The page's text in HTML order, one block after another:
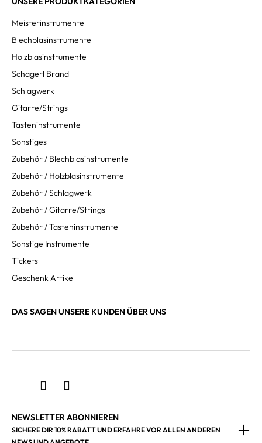
Meisterinstrumente
Blechblasinstrumente
Holzblasinstrumente
Schagerl Brand
Schlagwerk
Gitarre/Strings
Tasteninstrumente
Sonstiges
Zubehör / Blechblasinstrumente
Zubehör / Holzblasinstrumente
Zubehör / Schlagwerk
Zubehör / Gitarre/Strings
Zubehör / Tasteninstrumente
Sonstige Instrumente
Tickets
Geschenk Artikel
DAS SAGEN UNSERE KUNDEN ÜBER UNS
NEWSLETTER ABONNIEREN
SICHERE DIR 10% RABATT UND ERFAHRE VOR ALLEN ANDEREN